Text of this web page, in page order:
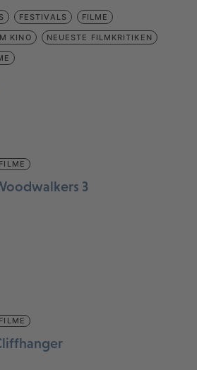
FESTIVALS FILME
KINO NEUESTE FILMKRITIKEN
FILME
3
FILME